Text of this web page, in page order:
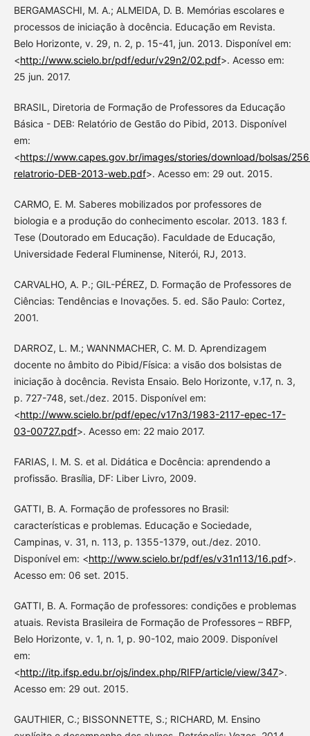
BERGAMASCHI, M. A.; ALMEIDA, D. B. Memórias escolares e
processos de iniciação à docência. Educação em Revista.
Belo Horizonte, v. 29, n. 2, p. 15-41, jun. 2013. Disponível em:
<http://www.scielo.br/pdf/edur/v29n2/02.pdf>. Acesso em:
25 jun. 2017.
BRASIL, Diretoria de Formação de Professores da Educação
Básica - DEB: Relatório de Gestão do Pibid, 2013. Disponível
em:
<https://www.capes.gov.br/images/stories/download/bolsas/
relatrorio-DEB-2013-web.pdf>. Acesso em: 29 out. 2015.
CARMO, E. M. Saberes mobilizados por professores de
biologia e a produção do conhecimento escolar. 2013. 183 f.
Tese (Doutorado em Educação). Faculdade de Educação,
Universidade Federal Fluminense, Niterói, RJ, 2013.
CARVALHO, A. P.; GIL-PÉREZ, D. Formação de Professores de
Ciências: Tendências e Inovações. 5. ed. São Paulo: Cortez,
2001.
DARROZ, L. M.; WANNMACHER, C. M. D. Aprendizagem
docente no âmbito do Pibid/Física: a visão dos bolsistas de
iniciação à docência. Revista Ensaio. Belo Horizonte, v.17, n. 3,
p. 727-748, set./dez. 2015. Disponível em:
<http://www.scielo.br/pdf/epec/v17n3/1983-2117-epec-17-
03-00727.pdf>. Acesso em: 22 maio 2017.
FARIAS, I. M. S. et al. Didática e Docência: aprendendo a
profissão. Brasília, DF: Liber Livro, 2009.
GATTI, B. A. Formação de professores no Brasil:
características e problemas. Educação e Sociedade,
Campinas, v. 31, n. 113, p. 1355-1379, out./dez. 2010.
Disponível em: <http://www.scielo.br/pdf/es/v31n113/16.pdf>.
Acesso em: 06 set. 2015.
GATTI, B. A. Formação de professores: condições e problemas
atuais. Revista Brasileira de Formação de Professores – RBFP,
Belo Horizonte, v. 1, n. 1, p. 90-102, maio 2009. Disponível
em:
<http://itp.ifsp.edu.br/ojs/index.php/RIFP/article/view/347>.
Acesso em: 29 out. 2015.
GAUTHIER, C.; BISSONNETTE, S.; RICHARD, M. Ensino